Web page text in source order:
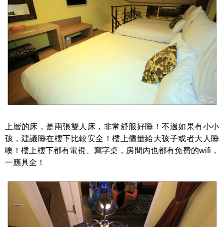
上層的床，是兩張雙人床，非常舒服好睡！不過如果有小小
孩，建議睡在樓下比較安全！樓上儘量給大孩子或者大人睡
噢！樓上樓下都有電視、寫字桌，房間內也都有免費的wifi，
一應具全！